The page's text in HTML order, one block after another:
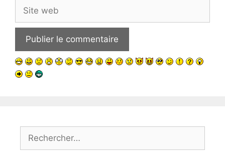
Site
web
Rechercher :